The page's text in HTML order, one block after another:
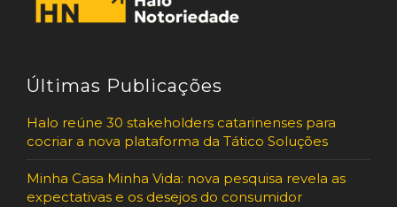
Últimas Publicações
Halo reúne 30 stakeholders catarinenses para
cocriar a nova plataforma da Tático Soluções
Minha Casa Minha Vida: nova pesquisa revela as
expectativas e os desejos do consumidor